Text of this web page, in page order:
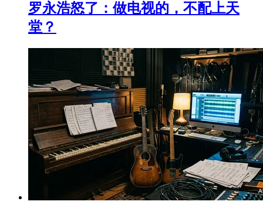
罗永浩怒了：做电视的，不配上天
堂？